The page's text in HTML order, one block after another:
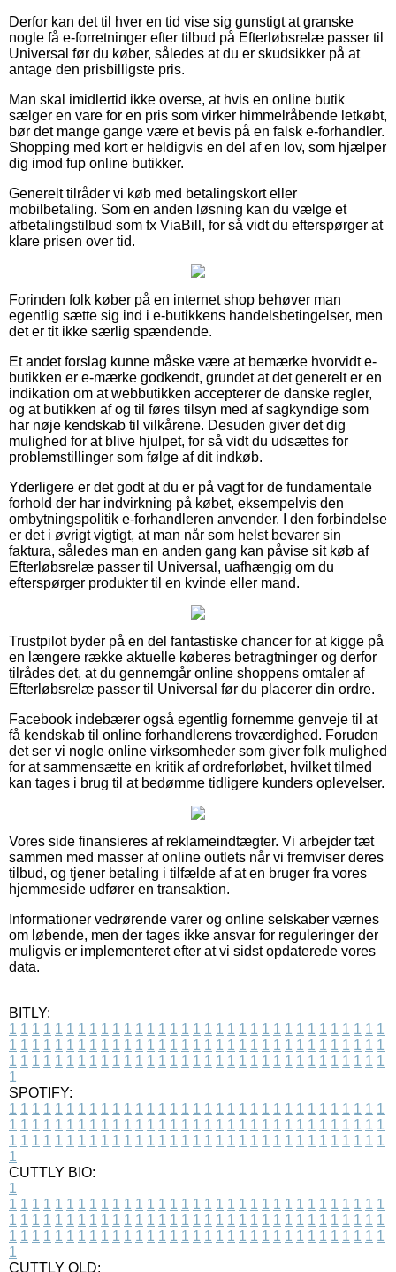
Derfor kan det til hver en tid vise sig gunstigt at granske
nogle få e-forretninger efter tilbud på Efterløbsrelæ passer til
Universal før du køber, således at du er skudsikker på at
antage den prisbilligste pris.
Man skal imidlertid ikke overse, at hvis en online butik
sælger en vare for en pris som virker himmelråbende letkøbt,
bør det mange gange være et bevis på en falsk e-forhandler.
Shopping med kort er heldigvis en del af en lov, som hjælper
dig imod fup online butikker.
Generelt tilråder vi køb med betalingskort eller
mobilbetaling. Som en anden løsning kan du vælge et
afbetalingstilbud som fx ViaBill, for så vidt du efterspørger at
klare prisen over tid.
Forinden folk køber på en internet shop behøver man
egentlig sætte sig ind i e-butikkens handelsbetingelser, men
det er tit ikke særlig spændende.
Et andet forslag kunne måske være at bemærke hvorvidt e-
butikken er e-mærke godkendt, grundet at det generelt er en
indikation om at webbutikken accepterer de danske regler,
og at butikken af og til føres tilsyn med af sagkyndige som
har nøje kendskab til vilkårene. Desuden giver det dig
mulighed for at blive hjulpet, for så vidt du udsættes for
problemstillinger som følge af dit indkøb.
Yderligere er det godt at du er på vagt for de fundamentale
forhold der har indvirkning på købet, eksempelvis den
ombytningspolitik e-forhandleren anvender. I den forbindelse
er det i øvrigt vigtigt, at man når som helst bevarer sin
faktura, således man en anden gang kan påvise sit køb af
Efterløbsrelæ passer til Universal, uafhængig om du
efterspørger produkter til en kvinde eller mand.
Trustpilot byder på en del fantastiske chancer for at kigge på
en længere række aktuelle køberes betragtninger og derfor
tilrådes det, at du gennemgår online shoppens omtaler af
Efterløbsrelæ passer til Universal før du placerer din ordre.
Facebook indebærer også egentlig fornemme genveje til at
få kendskab til online forhandlerens troværdighed. Foruden
det ser vi nogle online virksomheder som giver folk mulighed
for at sammensætte en kritik af ordreforløbet, hvilket tilmed
kan tages i brug til at bedømme tidligere kunders oplevelser.
Vores side finansieres af reklameindtægter. Vi arbejder tæt
sammen med masser af online outlets når vi fremviser deres
tilbud, og tjener betaling i tilfælde af at en bruger fra vores
hjemmeside udfører en transaktion.
Informationer vedrørende varer og online selskaber værnes
om løbende, men der tages ikke ansvar for reguleringer der
muligvis er implementeret efter at vi sidst opdaterede vores
data.
BITLY:
1 1 1 1 1 1 1 1 1 1 1 1 1 1 1 1 1 1 1 1 1 1 1 1 1 1 1 1 1 1 1 1 1
1 1 1 1 1 1 1 1 1 1 1 1 1 1 1 1 1 1 1 1 1 1 1 1 1 1 1 1 1 1 1 1 1
1 1 1 1 1 1 1 1 1 1 1 1 1 1 1 1 1 1 1 1 1 1 1 1 1 1 1 1 1 1 1 1 1
1
SPOTIFY:
1 1 1 1 1 1 1 1 1 1 1 1 1 1 1 1 1 1 1 1 1 1 1 1 1 1 1 1 1 1 1 1 1
1 1 1 1 1 1 1 1 1 1 1 1 1 1 1 1 1 1 1 1 1 1 1 1 1 1 1 1 1 1 1 1 1
1 1 1 1 1 1 1 1 1 1 1 1 1 1 1 1 1 1 1 1 1 1 1 1 1 1 1 1 1 1 1 1 1
1
CUTTLY BIO:
1
1 1 1 1 1 1 1 1 1 1 1 1 1 1 1 1 1 1 1 1 1 1 1 1 1 1 1 1 1 1 1 1 1
1 1 1 1 1 1 1 1 1 1 1 1 1 1 1 1 1 1 1 1 1 1 1 1 1 1 1 1 1 1 1 1 1
1 1 1 1 1 1 1 1 1 1 1 1 1 1 1 1 1 1 1 1 1 1 1 1 1 1 1 1 1 1 1 1 1
1
CUTTLY OLD: